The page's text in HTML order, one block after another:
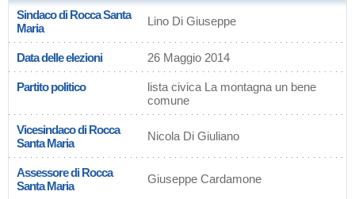
Sindaco di Rocca Santa
Maria
Lino Di Giuseppe
Data delle elezioni 26 Maggio 2014
Partito politico
lista civica La montagna un bene
comune
Vicesindaco di Rocca
Santa Maria
Nicola Di Giuliano
Assessore di Rocca
Santa Maria
Giuseppe Cardamone